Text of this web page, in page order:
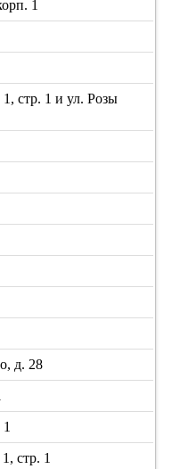
1
стр. 1 и ул. Розы
д. 28
стр. 1